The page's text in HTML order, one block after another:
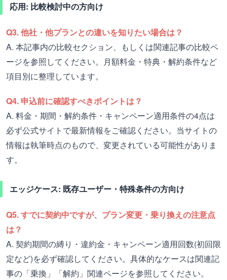
応用: 比較検討中の方向け
Q3. 他社・他プランとの違いを知りたい場合は？
A. 本記事内の比較セクション、もしくは関連記事の比較ペ
ージを参照してください。月額料金・特典・解約条件など
項目別に整理しています。
Q4. 申込前に確認すべきポイントは？
A. 料金・期間・解約条件・キャンペーン適用条件の4点は
必ず公式サイトで最新情報をご確認ください。当サイトの
情報は執筆時点のもので、変更されている可能性がありま
す。
エッジケース: 既存ユーザー・特殊条件の方向け
Q5. すでに契約中ですが、プラン変更・乗り換えの注意点
は？
A. 契約期間の縛り・違約金・キャンペーン適用回数(初回限
定など)を必ず確認してください。具体的なケースは関連記
事の「乗換」「解約」関連ページを参照してください。